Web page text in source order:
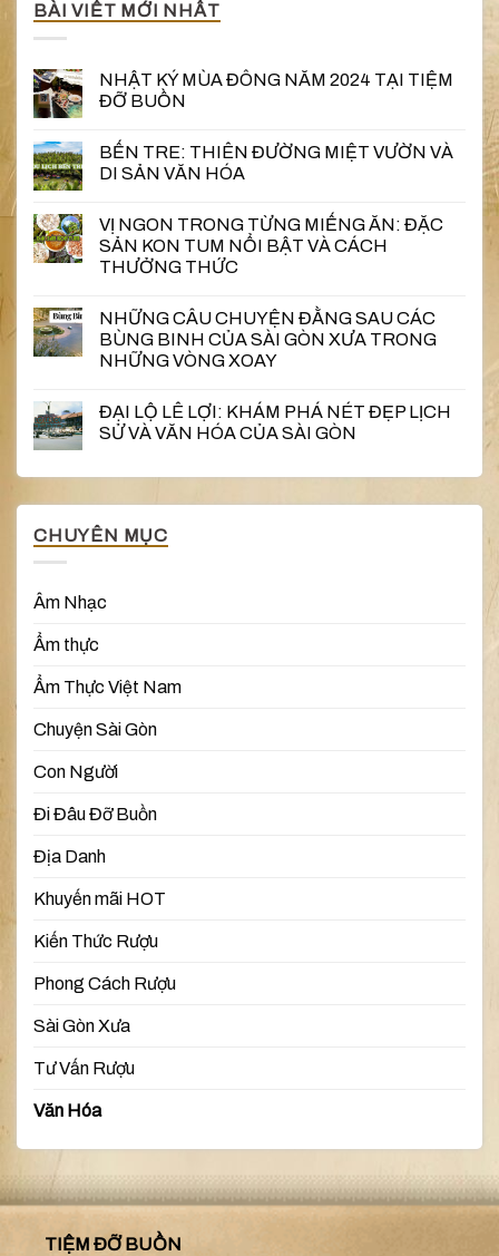
BÀI VIẾT MỚI NHẤT
NHẬT KÝ MÙA ĐÔNG NĂM 2024 TẠI TIỆM
ĐỠ BUỒN
BẾN TRE: THIÊN ĐƯỜNG MIỆT VƯỜN VÀ
DI SẢN VĂN HÓA
VỊ NGON TRONG TỪNG MIẾNG ĂN: ĐẶC
SẢN KON TUM NỔI BẬT VÀ CÁCH
THƯỞNG THỨC
NHỮNG CÂU CHUYỆN ĐẰNG SAU CÁC
BÙNG BINH CỦA SÀI GÒN XƯA TRONG
NHỮNG VÒNG XOAY
ĐẠI LỘ LÊ LỢI: KHÁM PHÁ NÉT ĐẸP LỊCH
SỬ VÀ VĂN HÓA CỦA SÀI GÒN
CHUYÊN MỤC
Âm Nhạc
Ẩm thực
Ẩm Thực Việt Nam
Chuyện Sài Gòn
Con Người
Đi Đâu Đỡ Buồn
Địa Danh
Khuyến mãi HOT
Kiến Thức Rượu
Phong Cách Rượu
Sài Gòn Xưa
Tư Vấn Rượu
Văn Hóa
TIỆM ĐỠ BUỒN